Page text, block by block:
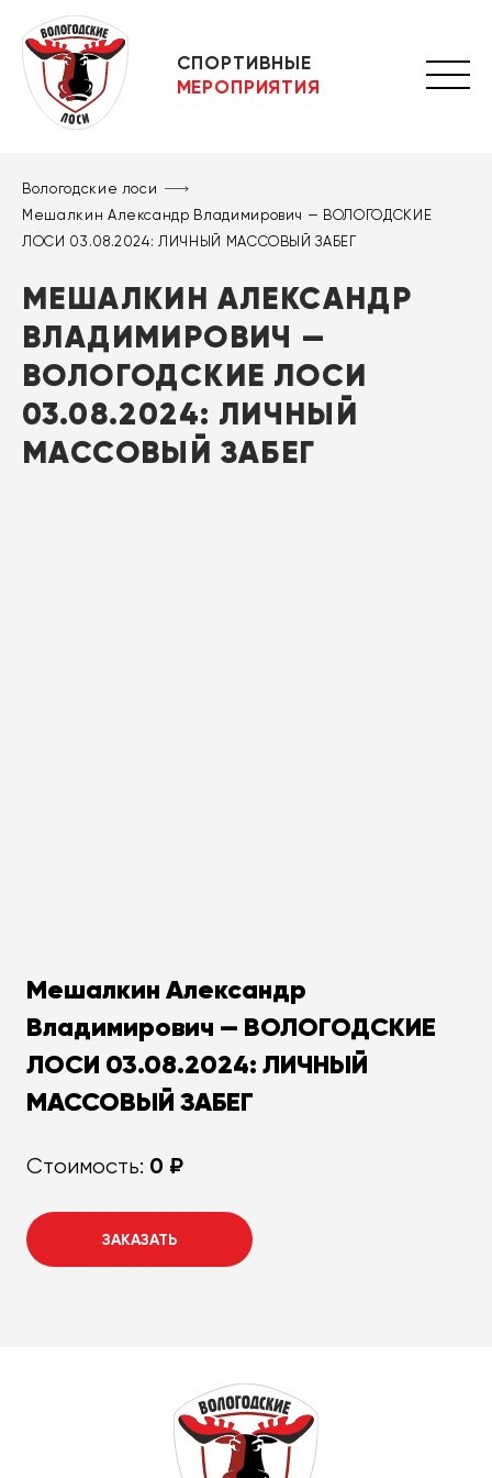
СПОРТИВНЫЕ
МЕРОПРИЯТИЯ
Вологодские лоси
Мешалкин Александр Владимирович — ВОЛОГОДСКИЕ
ЛОСИ 03.08.2024: ЛИЧНЫЙ МАССОВЫЙ ЗАБЕГ
МЕШАЛКИН АЛЕКСАНДР
ВЛАДИМИРОВИЧ —
ВОЛОГОДСКИЕ ЛОСИ
03.08.2024: ЛИЧНЫЙ
МАССОВЫЙ ЗАБЕГ
Мешалкин Александр
Владимирович — ВОЛОГОДСКИЕ
ЛОСИ 03.08.2024: ЛИЧНЫЙ
МАССОВЫЙ ЗАБЕГ
Стоимость: 0 ₽
ЗАКАЗАТЬ